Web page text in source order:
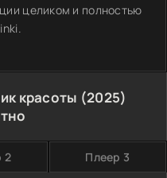
целиком и полностью
красоты (2025)
2 Плеер 3